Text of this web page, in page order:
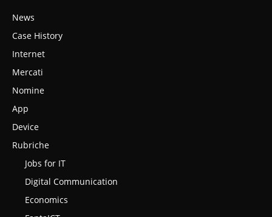
News
Case History
Internet
Mercati
Nomine
App
Device
Rubriche
Jobs for IT
Digital Communication
Economics